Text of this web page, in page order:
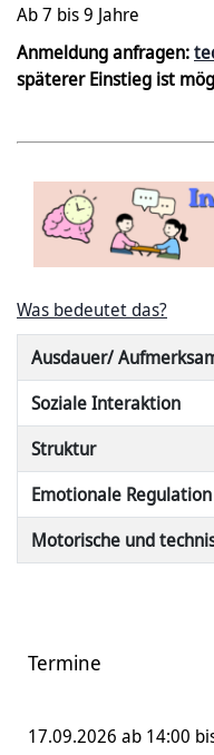
Ab 7 bis 9 Jahre
Anmeldung anfragen:
späterer Einstieg ist
Was bedeutet das?
Ausdauer/
Soziale Interaktion
Struktur
Emotionale Regulation
Motorische und
Termine
17.09.2026 ab 14:00